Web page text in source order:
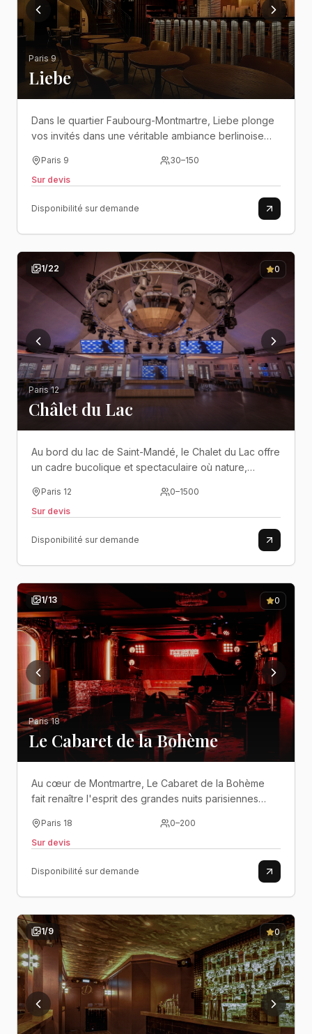
Paris 9
Liebe
Dans le quartier Faubourg-Montmartre, Liebe plonge
vos invités dans une véritable ambiance berlinoise
matin..
Paris 9 30–150
Sur devis
Disponibilité sur demande
1/22 0
Paris 12
Châlet du Lac
Au bord du lac de Saint-Mandé, le Chalet du Lac offre
un cadre bucolique et spectaculaire où nature,
Paris 12 0–1500
Sur devis
Disponibilité sur demande
1/13 0
Paris 18
Le Cabaret de la Bohème
Au cœur de Montmartre, Le Cabaret de la Bohème
fait renaître l'esprit des grandes nuits parisiennes
convivialité se mêlent avec raffinement..
Paris 18 0–200
Sur devis
Disponibilité sur demande
1/9 0